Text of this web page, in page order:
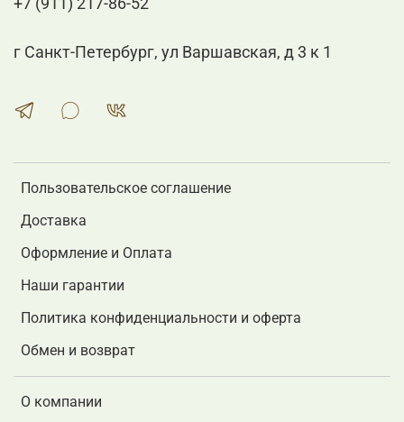
Пользовательское соглашение
Доставка
Оформление и Оплата
Наши гарантии
Политика конфиденциальности и оферта
Обмен и возврат
О компании
+7 (911) 217-86-52
г Санкт-Петербург, ул Варшавская, д 3 к 1